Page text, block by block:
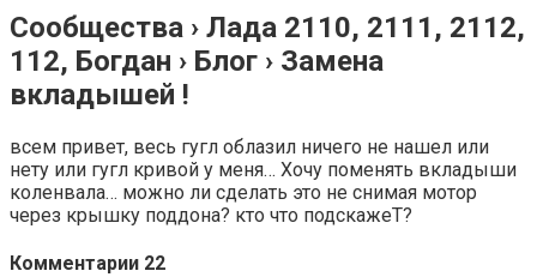
Сообщества › Лада 2110, 2111, 2112,
112, Богдан › Блог › Замена
вкладышей !
всем привет, весь гугл облазил ничего не нашел или
нету или гугл кривой у меня… Хочу поменять вкладыши
коленвала… можно ли сделать это не снимая мотор
через крышку поддона? кто что подскажеТ?
Комментарии 22